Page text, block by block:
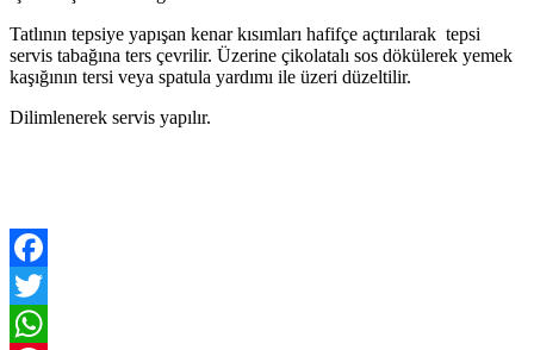
Tatlının tepsiye yapışan kenar kısımları hafifçe açtırılarak tepsi
servis tabağına ters çevrilir. Üzerine çikolatalı sos dökülerek yemek
kaşığının tersi veya spatula yardımı ile üzeri düzeltilir.
Dilimlenerek servis yapılır.
Facebook
Twitter